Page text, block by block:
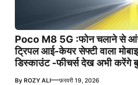
Poco M8 5G :फोन चलाने से आंखें
ट्रिपल आई-केयर सेफ्टी वाला
डिस्काउंट -फीचर्स देख अभी करेंगे
By ROZY ALI—फ़रवरी 19, 2026